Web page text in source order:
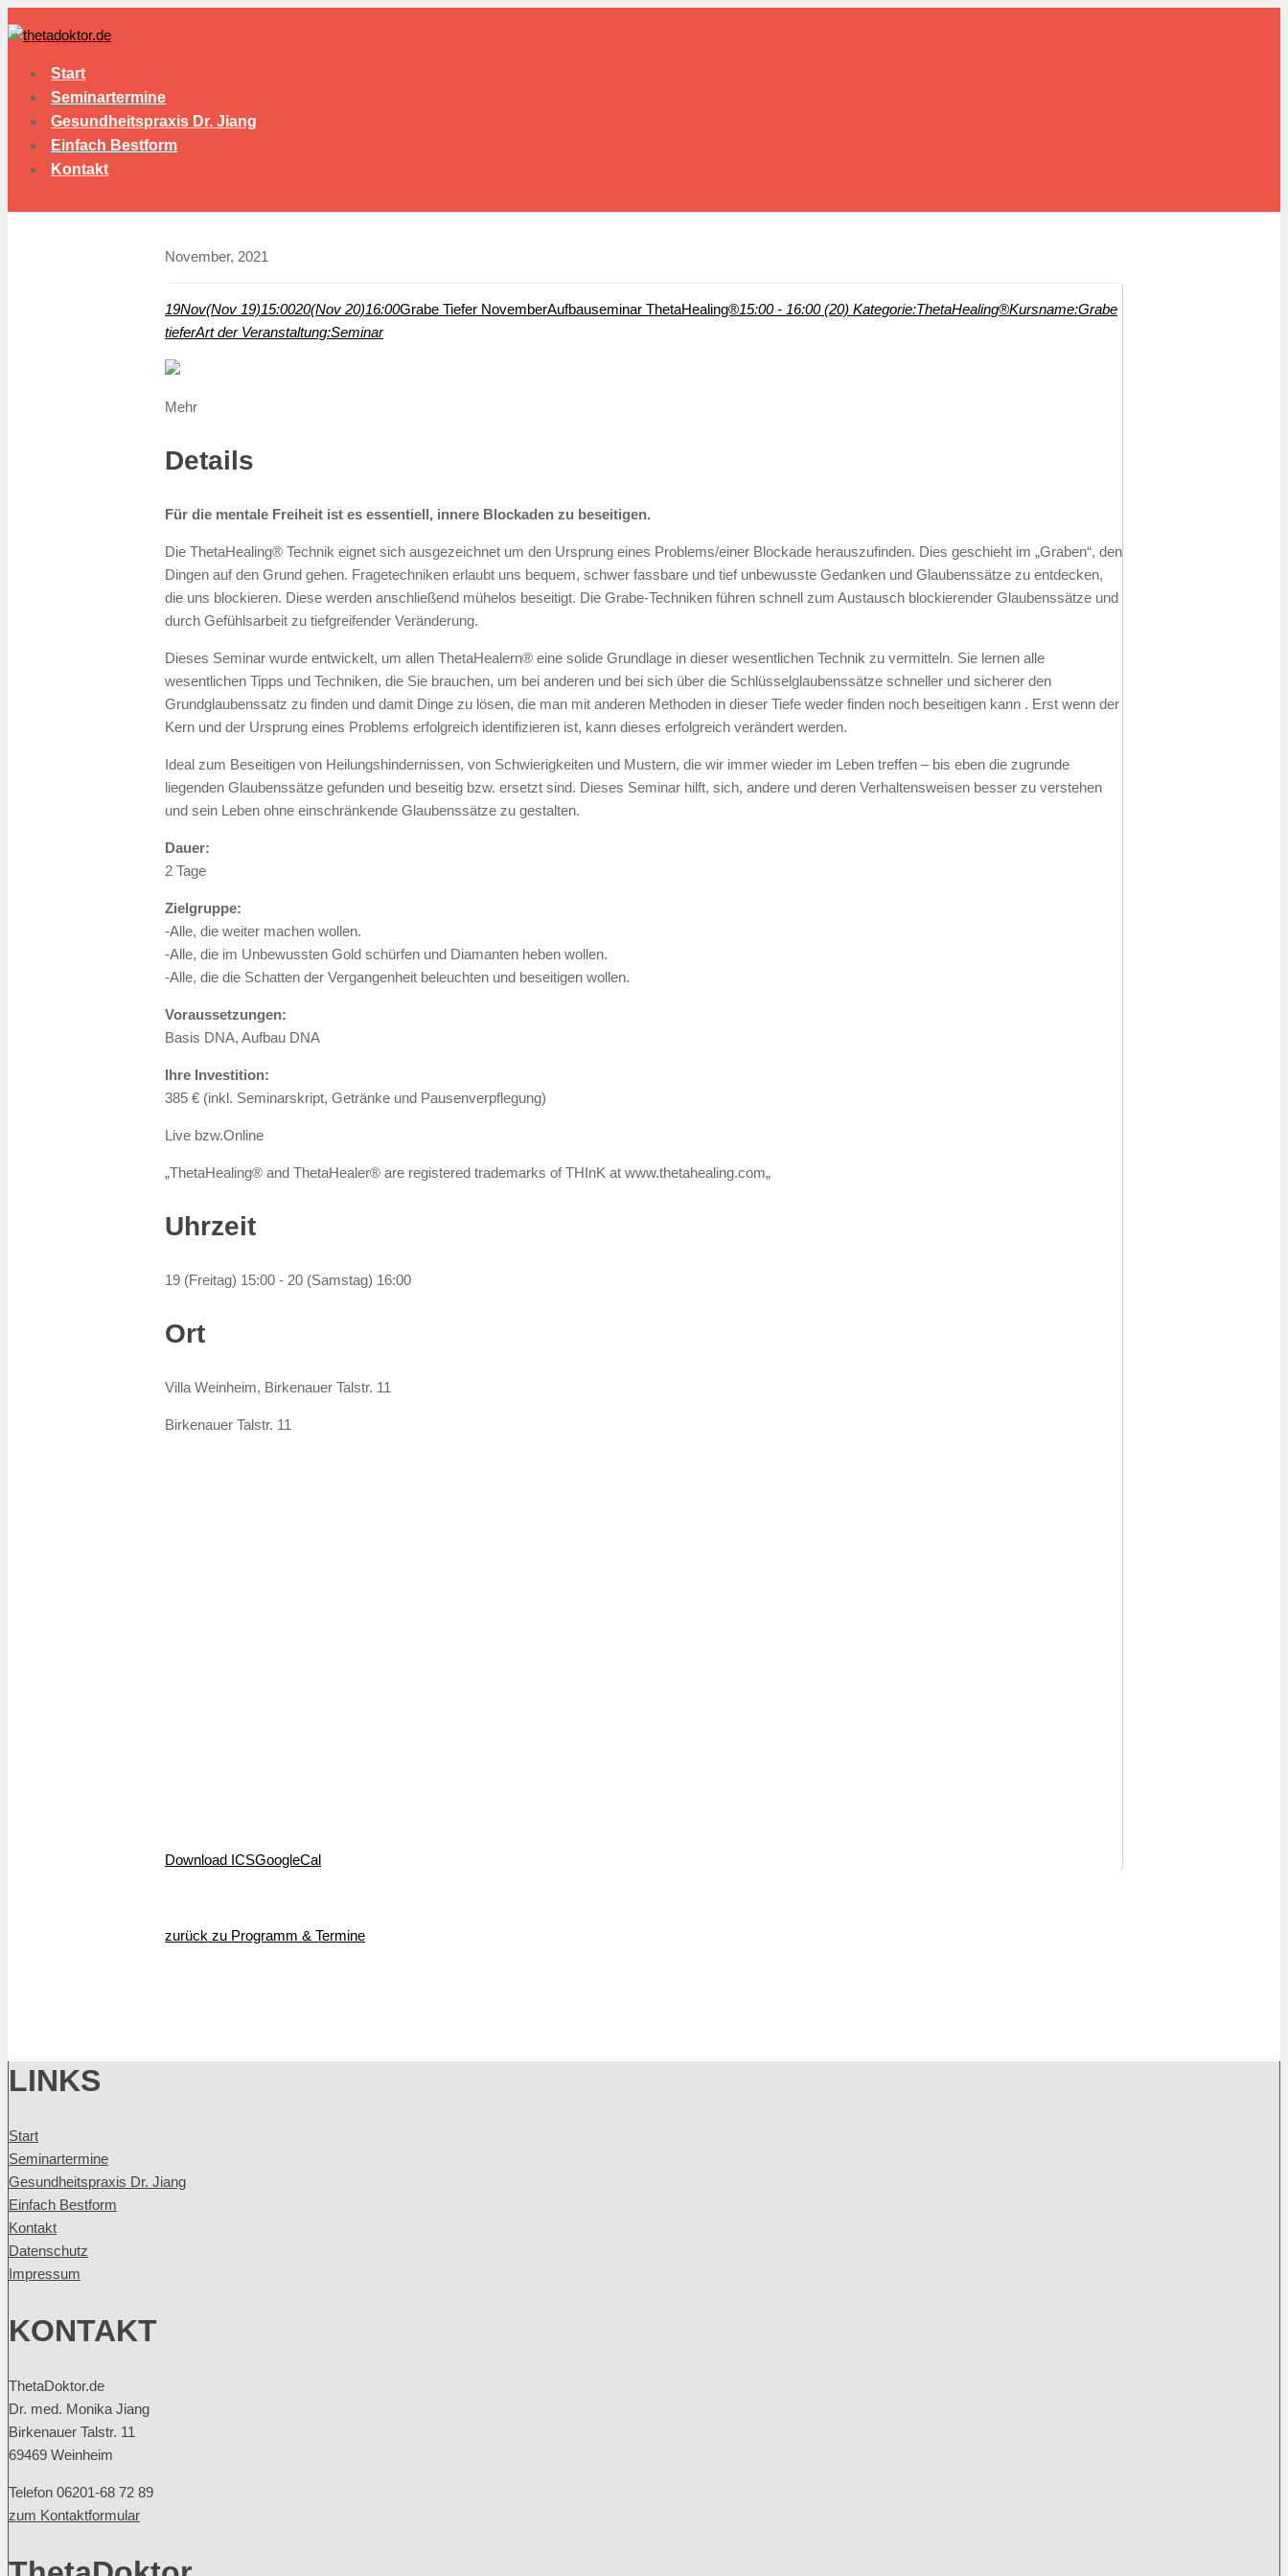
Start
Seminartermine
Gesundheitspraxis Dr. Jiang
Einfach Bestform
Kontakt
November, 2021
19Nov(Nov 19)15:0020(Nov 20)16:00Grabe Tiefer NovemberAufbauseminar ThetaHealing®15:00 - 16:00 (20) Kategorie:ThetaHealing®Kursname:Grabe
tieferArt der Veranstaltung:Seminar
Mehr
Details
Für die mentale Freiheit ist es essentiell, innere Blockaden zu beseitigen.
Die ThetaHealing® Technik eignet sich ausgezeichnet um den Ursprung eines Problems/einer Blockade herauszufinden. Dies geschieht im „Graben“, den
Dingen auf den Grund gehen. Fragetechniken erlaubt uns bequem, schwer fassbare und tief unbewusste Gedanken und Glaubenssätze zu entdecken,
die uns blockieren. Diese werden anschließend mühelos beseitigt. Die Grabe-Techniken führen schnell zum Austausch blockierender Glaubenssätze und
durch Gefühlsarbeit zu tiefgreifender Veränderung.
Dieses Seminar wurde entwickelt, um allen ThetaHealern® eine solide Grundlage in dieser wesentlichen Technik zu vermitteln. Sie lernen alle
wesentlichen Tipps und Techniken, die Sie brauchen, um bei anderen und bei sich über die Schlüsselglaubenssätze schneller und sicherer den
Grundglaubenssatz zu finden und damit Dinge zu lösen, die man mit anderen Methoden in dieser Tiefe weder finden noch beseitigen kann . Erst wenn der
Kern und der Ursprung eines Problems erfolgreich identifizieren ist, kann dieses erfolgreich verändert werden.
Ideal zum Beseitigen von Heilungshindernissen, von Schwierigkeiten und Mustern, die wir immer wieder im Leben treffen – bis eben die zugrunde
liegenden Glaubenssätze gefunden und beseitig bzw. ersetzt sind. Dieses Seminar hilft, sich, andere und deren Verhaltensweisen besser zu verstehen
und sein Leben ohne einschränkende Glaubenssätze zu gestalten.
Dauer:
2 Tage
Zielgruppe:
-Alle, die weiter machen wollen.
-Alle, die im Unbewussten Gold schürfen und Diamanten heben wollen.
-Alle, die die Schatten der Vergangenheit beleuchten und beseitigen wollen.
Voraussetzungen:
Basis DNA, Aufbau DNA
Ihre Investition:
385 € (inkl. Seminarskript, Getränke und Pausenverpflegung)
Live bzw.Online
„ThetaHealing® and ThetaHealer® are registered trademarks of THInK at www.thetahealing.com„
Uhrzeit
19 (Freitag) 15:00 - 20 (Samstag) 16:00
Ort
Villa Weinheim, Birkenauer Talstr. 11
Birkenauer Talstr. 11
Download ICSGoogleCal
zurück zu Programm & Termine
LINKS
Start
Seminartermine
Gesundheitspraxis Dr. Jiang
Einfach Bestform
Kontakt
Datenschutz
Impressum
KONTAKT
ThetaDoktor.de
Dr. med. Monika Jiang
Birkenauer Talstr. 11
69469 Weinheim
Telefon 06201-68 72 89
zum Kontaktformular